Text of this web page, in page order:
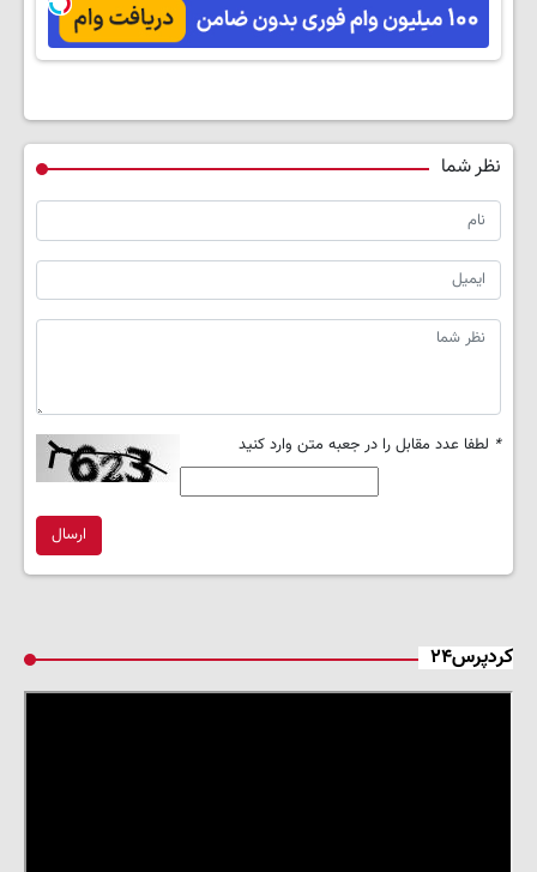
(تخفیف ویژه)
نظر شما
* لطفا عدد مقابل را در جعبه متن وارد کنید
ارسال
کردپرس۲۴